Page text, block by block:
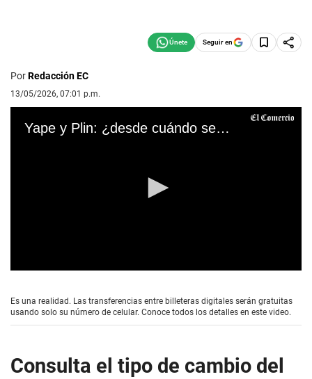
Seguir en
PorRedacción EC
13/05/2026, 07:01 p.m.
Yape y Plin: ¿desde cuándo se podrán hacer transferencias entre ambas billeteras?
e
c
o
Es una realidad. Las transferencias entre billeteras digitales serán gratuitas
usando solo su número de celular. Conoce todos los detalles en este video.
Consulta el tipo de cambio del